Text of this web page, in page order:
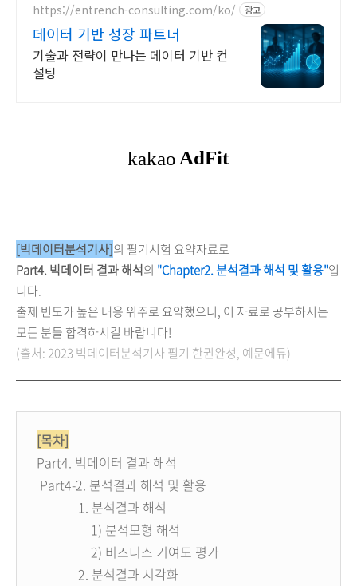
https://entrench-consulting.com/ko/ 광고
데이터 기반 성장 파트너
기술과 전략이 만나는 데이터 기반 컨
설팅
[빅데이터분석기사]의 필기시험 요약자료로
Part4. 빅데이터 결과 해석의 "Chapter2. 분석결과 해석 및 활용"입
니다.
출제 빈도가 높은 내용 위주로 요약했으니, 이 자료로 공부하시는
모든 분들 합격하시길 바랍니다!
(출처: 2023 빅데이터분석기사 필기 한권완성, 예문에듀)
[목차]
Part4. 빅데이터 결과 해석
Part4-2. 분석결과 해석 및 활용
1. 분석결과 해석
1) 분석모형 해석
2) 비즈니스 기여도 평가
2. 분석결과 시각화